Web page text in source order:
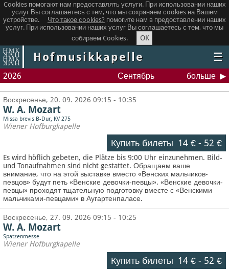
Cookies помогают нам предоставлять услуги. При использовании наших
услуг Вы соглашаетесь с тем, что мы сохраняем сookies на Вашем
устройстве.
Что такое сookies? помогите нам в предоставлении наших
услуг. При использовании наших услуг Вы соглашаетесь с тем, что мы
собираем Cookies.
OK
Hofmusikkapelle ☰
2026 Сентябрь больше
Воскресенье, 20. 09. 2026 09:15 - 10:35
W. A. Mozart
Missa brevis B-Dur, KV 275
Wiener Hofburgkapelle
Купить билеты 14 €- 52 €
Es wird höflich gebeten, die Plätze bis 9:00 Uhr einzunehmen. Bild-
und Tonaufnahmen sind nicht gestattet.Обращаем ваше
внимание, что на этой выставке вместо «Венских мальчиков-
певцов» будут петь «Венские девочки-певцы». «Венские девочки-
певцы» проходят тщательную подготовку вместе с «Венскими
мальчиками-певцами» в Аугартенпаласе.
Воскресенье, 27. 09. 2026 09:15 - 10:25
W. A. Mozart
Spatzenmesse
Wiener Hofburgkapelle
Купить билеты 14 €- 52 €